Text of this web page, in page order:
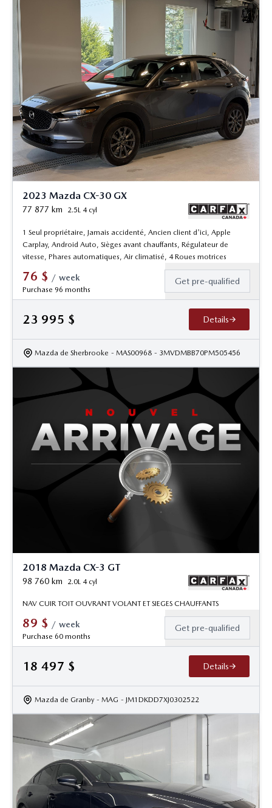
2023 Mazda CX-30 GX
77 877 km 2.5L 4 cyl
1 Seul propriétaire, Jamais accidenté, Ancien client d'ici, Apple
Carplay, Android Auto, Sièges avant chauffants, Régulateur de
vitesse, Phares automatiques, Air climatisé, 4 Roues motrices
76 $ / week
Purchase 96 months
Get pre-qualified
23 995 $ Details
Mazda de Sherbrooke - MAS00968 - 3MVDMBB70PM505456
2018 Mazda CX-3 GT
98 760 km 2.0L 4 cyl
NAV CUIR TOIT OUVRANT VOLANT ET SIEGES CHAUFFANTS
89 $ / week
Purchase 60 months
Get pre-qualified
18 497 $ Details
Mazda de Granby - MAG - JM1DKDD7XJ0302522